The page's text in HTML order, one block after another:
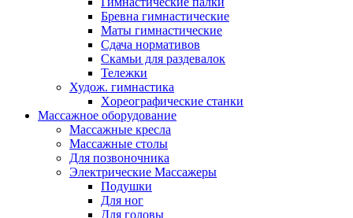
Бревна гимнастические
Маты гимнастические
Сдача нормативов
Скамьи для раздевалок
Тележки
Худож. гимнастика
Xореографические станки
Массажное оборудование
Массажные кресла
Массажные столы
Для позвоночника
Электрические Массажеры
Подушки
Для ног
Для головы